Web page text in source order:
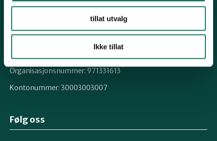
tillat utvalg
Ikke tillat
Fylkesleder, Ragnhild Nilsen
Kontakt naturvernforbundet
Organisasjonsnummer: 971331613
Kontonummer: 30003003007
Følg oss